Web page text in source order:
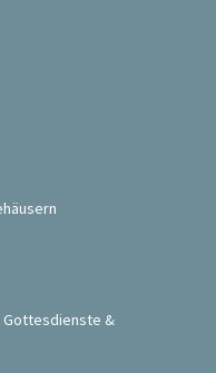
Gottesdienste &